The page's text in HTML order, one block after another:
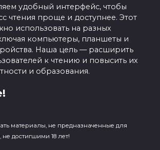
удобный интерфейс, чтобы
чтения проще и доступнее. Этот
использовать на разных
компьютеры, планшеты и
Наша цель — расширить
к чтению и повысить их
и образования.
материалы, не предназначенные для
достигшими 18 лет!